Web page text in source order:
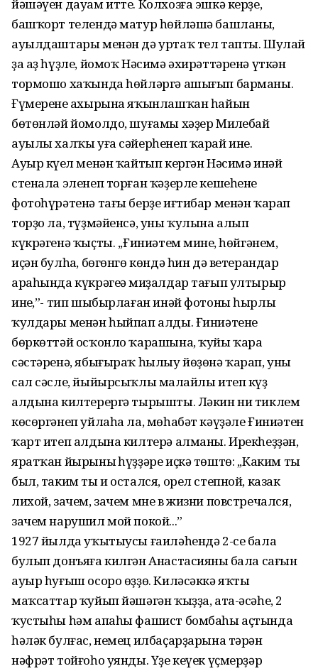
йәшәүен дауам итте. Колхозға эшкә керҙе,
башҡорт телендә матур һөйләшә башланы,
ауылдаштары менән дә уртаҡ тел тапты. Шулай
ҙа аҙ һүҙле, йомоҡ Нәсимә әхирәттәренә үткән
тормошо хаҡында һөйләргә ашығып барманы.
Ғүмеренең ахырына яҡынлашҡан һайын
бөтөнләй йомолдо, шуғамы хәҙер Миңлебай
ауылы халҡы уға сәйерһенеп ҡарай ине.
Ауыр күңел менән ҡайтып кергән Нәсимә инәй
стенала эленеп торған ҡәҙерле кешеһенең
фотоһүрәтенә тағы берҙе иғтибар менән ҡарап
торҙо ла, түҙмәйенсә, уны ҡулына алып
күкрәгенә ҡыҫты. ,,Ғиниәтем минең, һөйгәнем,
иҫән булһаң, бөгөнгө көндә һин дә ветерандар
араһында күкрәгеңә миҙалдар тағып ултырыр
инең,”- тип шыбырлаған инәй фотоны һырлы
ҡулдары менән һыйпап алды. Ғиниәтенең
бөркөттәй осҡонло ҡарашына, ҡуйы ҡара
сәстәренә, ябығыраҡ һылыу йөҙөнә ҡарап, уны
сал сәсле, йыйырсыҡлы маңлайлы итеп күҙ
алдына килтерергә тырышты. Ләкин ни тиклем
көсөргәнеп уйлаһа ла, мөһабәт кәүҙәле Ғиниәтен
ҡарт итеп алдына килтерә алманы. Ирекһеҙҙән,
яратҡан йырының һүҙҙәре иҫкә төштө: ,,Каким ты
был, таким ты и остался, орел степной, казак
лихой, зачем, зачем мне в жизни повстречался,
зачем нарушил мой покой...”
1927 йылда уҡытыусы ғаиләһендә 2-се бала
булып донъяға килгән Анастасияның бала сағын
ауыр һуғыш осоро өҙҙө. Киләсәккә яҡты
маҡсаттар ҡуйып йәшәгән ҡыҙҙа, ата-әсәһе, 2
ҡустыһы һәм апаһы фашист бомбаһы аҫтында
һәләк булғас, немец илбаҫарҙарына тәрән
нәфрәт тойғоһо уянды. Үҙе кеүек үҫмерҙәр